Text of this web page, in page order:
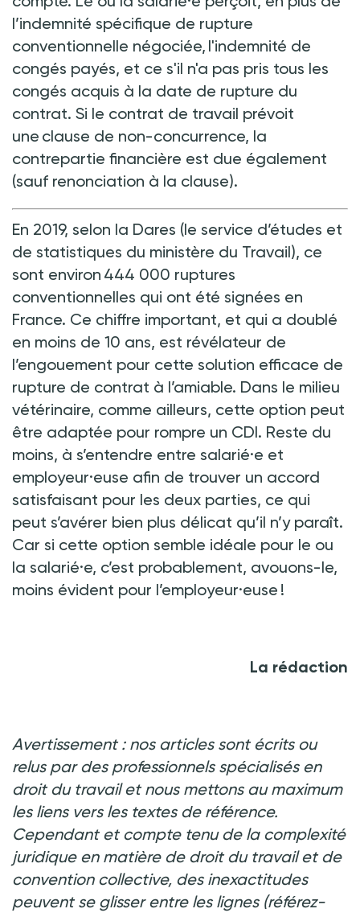
l’indemnité spécifique de rupture
conventionnelle négociée, l'indemnité de
congés payés, et ce s'il n'a pas pris tous les
congés acquis à la date de rupture du
contrat. Si le contrat de travail prévoit
une clause de non-concurrence, la
contrepartie financière est due également
(sauf renonciation à la clause).
En 2019, selon la Dares (le service d’études et
de statistiques du ministère du Travail), ce
sont environ 444 000 ruptures
conventionnelles qui ont été signées en
France. Ce chiffre important, et qui a doublé
en moins de 10 ans, est révélateur de
l’engouement pour cette solution efficace de
rupture de contrat à l’amiable. Dans le milieu
vétérinaire, comme ailleurs, cette option peut
être adaptée pour rompre un CDI. Reste du
moins, à s’entendre entre salarié·e et
employeur·euse afin de trouver un accord
satisfaisant pour les deux parties, ce qui
peut s’avérer bien plus délicat qu’il n’y paraît.
Car si cette option semble idéale pour le ou
la salarié·e, c’est probablement, avouons-le,
moins évident pour l’employeur·euse !
La rédaction
Avertissement : nos articles sont écrits ou
relus par des professionnels spécialisés en
droit du travail et nous mettons au maximum
les liens vers les textes de référence.
Cependant et compte tenu de la complexité
juridique en matière de droit du travail et de
convention collective, des inexactitudes
peuvent se glisser entre les lignes (référez-